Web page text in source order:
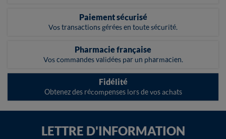
Paiement sécurisé
Vos transactions gérées en toute sécurité.
Pharmacie française
Vos commandes validées par un pharmacien.
Fidélité
Obtenez des récompenses lors de vos achats
LETTRE D'INFORMATION